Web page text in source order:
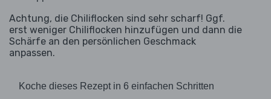
Achtung, die Chiliflocken sind sehr scharf! Ggf.
erst weniger Chiliflocken hinzufügen und dann die
Schärfe an den persönlichen Geschmack
anpassen.
Koche dieses Rezept in 6 einfachen Schritten